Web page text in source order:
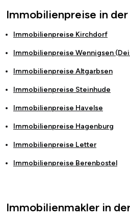
Immobilienpreise in der
Immobilienpreise Kirchdorf
Immobilienpreise Wennigsen
Immobilienpreise Altgarbsen
Immobilienpreise Steinhude
Immobilienpreise Havelse
Immobilienpreise Hagenburg
Immobilienpreise Letter
Immobilienpreise Berenbostel
Immobilienmakler in